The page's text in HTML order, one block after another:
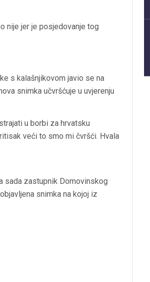
nije jer je posjedovanje tog
s kalašnjikovom javio se na
snimka učvršćuje u uvjerenju
u borbi za hrvatsku
veći to smo mi čvršći. Hvala
sada zastupnik Domovinskog
snimka na kojoj iz